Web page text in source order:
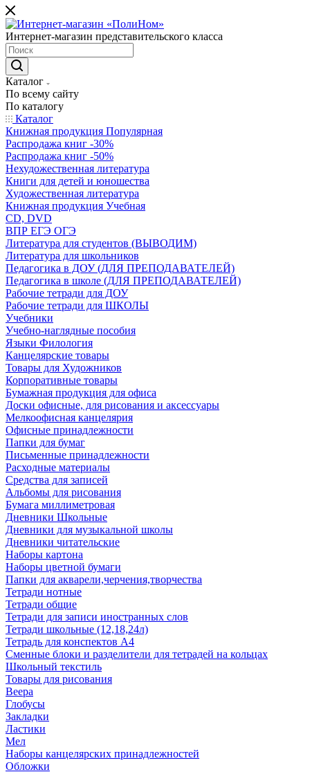
Интернет-магазин представительского класса
Каталог
По всему сайту
По каталогу
Каталог
Книжная продукция Популярная
Распродажа книг -30%
Распродажа книг -50%
Нехудожественная литература
Книги для детей и юношества
Художественная литература
Книжная продукция Учебная
CD, DVD
ВПР ЕГЭ ОГЭ
Литература для студентов (ВЫВОДИМ)
Литература для школьников
Педагогика в ДОУ (ДЛЯ ПРЕПОДАВАТЕЛЕЙ)
Педагогика в школе (ДЛЯ ПРЕПОДАВАТЕЛЕЙ)
Рабочие тетради для ДОУ
Рабочие тетради для ШКОЛЫ
Учебники
Учебно-наглядные пособия
Языки Филология
Канцелярские товары
Товары для Художников
Корпоративные товары
Бумажная продукция для офиса
Доски офисные, для рисования и аксессуары
Мелкоофисная канцелярия
Офисные принадлежности
Папки для бумаг
Письменные принадлежности
Расходные материалы
Средства для записей
Альбомы для рисования
Бумага миллиметровая
Дневники Школьные
Дневники для музыкальной школы
Дневники читательские
Наборы картона
Наборы цветной бумаги
Папки для акварели,черчения,творчества
Тетради нотные
Тетради общие
Тетради для записи иностранных слов
Тетради школьные (12,18,24л)
Тетрадь для конспектов А4
Сменные блоки и разделители для тетрадей на кольцах
Школьный текстиль
Товары для рисования
Веера
Глобусы
Закладки
Ластики
Мел
Наборы канцелярских принадлежностей
Обложки